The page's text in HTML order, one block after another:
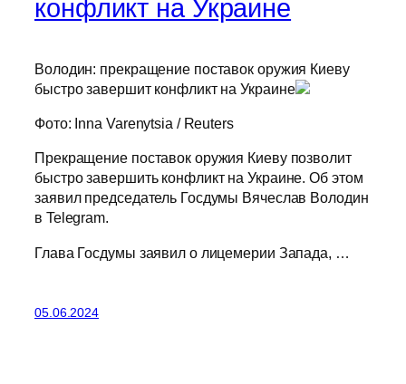
конфликт на Украине
Володин: прекращение поставок оружия Киеву
быстро завершит конфликт на Украине
Фото: Inna Varenytsia / Reuters
Прекращение поставок оружия Киеву позволит
быстро завершить конфликт на Украине. Об этом
заявил председатель Госдумы Вячеслав Володин
в Telegram.
Глава Госдумы заявил о лицемерии Запада, …
05.06.2024